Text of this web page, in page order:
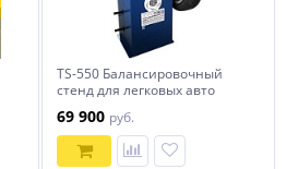
TS-550 Балансировочный
стенд для легковых авто
69 900 руб.